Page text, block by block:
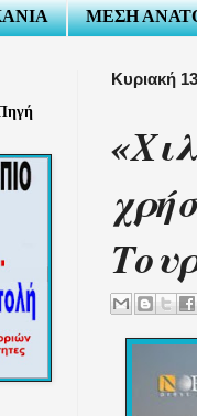
ΜΕΣΗ
Κυριακή